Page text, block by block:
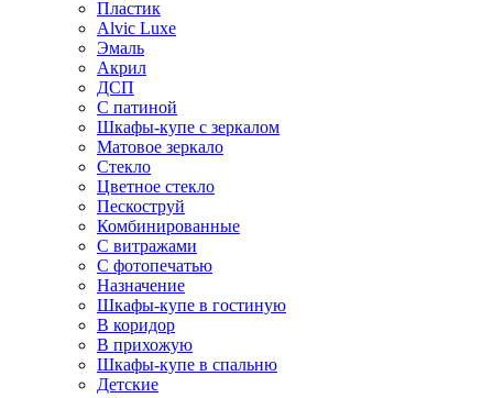
Пластик
Alvic Luxe
Эмаль
Акрил
ДСП
С патиной
Шкафы-купе с зеркалом
Матовое зеркало
Стекло
Цветное стекло
Пескоструй
Комбинированные
С витражами
С фотопечатью
Назначение
Шкафы-купе в гостиную
В коридор
В прихожую
Шкафы-купе в спальню
Детские